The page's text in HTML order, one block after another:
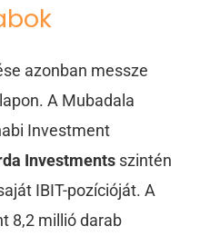
azonban messze
A Mubadala
Investment
Investments szintén
IBIT-pozícióját. A
8,2 millió darab